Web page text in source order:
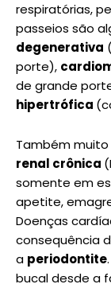
respiratórias,
passeios são
degenerativa
porte),
de grande
hipertrófica
Também
renal crônica
somente em
apetite,
Doenças
consequência
a periodontite
bucal desde a